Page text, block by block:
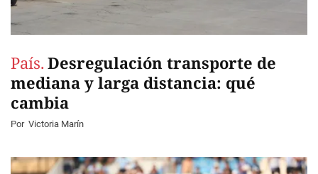
País. Desregulación transporte de
mediana y larga distancia: qué
cambia
Por Victoria Marín